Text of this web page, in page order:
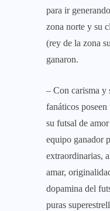
para ir
zona norte y su
(rey de la zona
ganaron.
– Con carisma y
fanáticos
su futsal de
equipo ganador
extraordinarias,
amar,
dopamina del
puras